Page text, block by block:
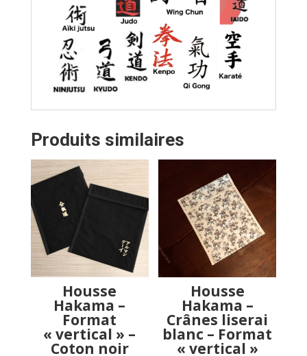
Produits similaires
Housse
Hakama –
Format
« vertical » –
Coton noir
Housse
Hakama –
Crânes liserai
blanc – Format
« vertical »